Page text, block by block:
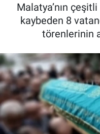
Malatya’nın
kaybeden 8
törenlerinin